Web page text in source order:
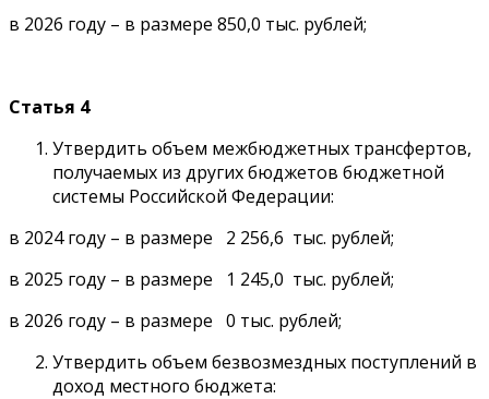
в 2026 году – в размере 850,0 тыс. рублей;
Статья 4
Утвердить объем межбюджетных трансфертов,
получаемых из других бюджетов бюджетной
системы Российской Федерации:
в 2024 году – в размере 2 256,6 тыс. рублей;
в 2025 году – в размере 1 245,0 тыс. рублей;
в 2026 году – в размере 0 тыс. рублей;
Утвердить объем безвозмездных поступлений в
доход местного бюджета: